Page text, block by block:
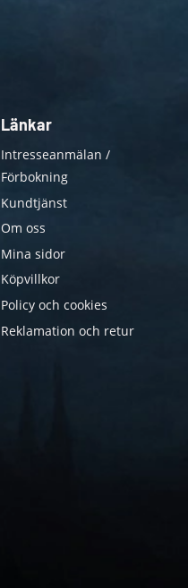
Länkar
Intresseanmälan /
Förbokning
Kundtjänst
Om oss
Mina sidor
Köpvillkor
Policy och cookies
Reklamation och retur